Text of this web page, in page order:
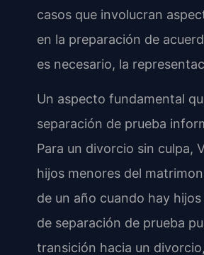
casos que involucran
en la preparación de
es necesario, la
Un aspecto fundamental
separación de prueba
Para un divorcio sin culpa,
hijos menores del
de un año cuando hay
de separación de prueba
transición hacia un